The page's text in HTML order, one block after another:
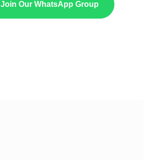
Join Our WhatsApp Group